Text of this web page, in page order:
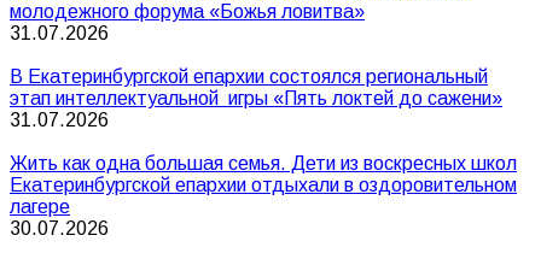
молодежного форума «Божья ловитва»
31.07.2026
В Екатеринбургской епархии состоялся региональный
этап интеллектуальной игры «Пять локтей до сажени»
31.07.2026
Жить как одна большая семья. Дети из воскресных школ
Екатеринбургской епархии отдыхали в оздоровительном
лагере
30.07.2026